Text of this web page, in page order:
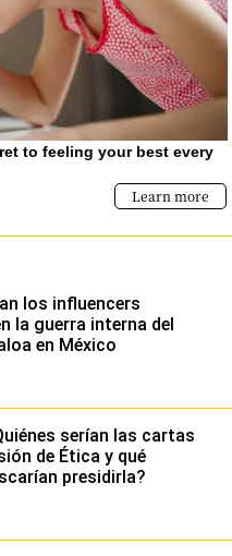
los influencers
la guerra interna del
en México
serían las cartas
de Ética y qué
presidirla?